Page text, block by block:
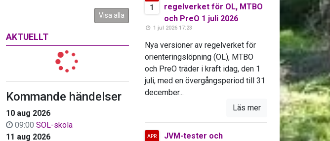
Visa alla
AKTUELLT
Kommande händelser
10 aug 2026
09:00 SOL-skola
11 aug 2026
1
regelverket för OL, MTBO
och PreO 1 juli 2026
1 jul 2026 17:23
Nya versioner av regelverket för
orienteringslöpning (OL), MTBO
och PreO träder i kraft idag, den 1
juli, med en övergångsperiod till 31
december...
Läs mer
APR
JVM-tester och